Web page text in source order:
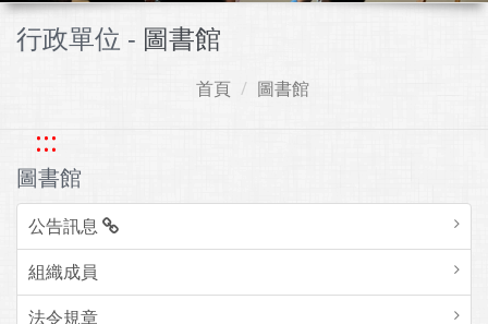
行政單位 - 圖書館
首頁 圖書館
:::
圖書館
公告訊息
組織成員
法令規章